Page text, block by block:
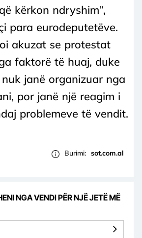
kërkon ndryshim”,
para eurodeputetëve.
akuzat se protestat
faktorë të huaj, duke
janë organizuar nga
por janë një reagim i
problemeve të vendit.
Burimi: sot.com.al
NGA VENDI PËR NJË JETË MË